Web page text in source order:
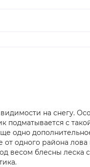
на снегу.
с
одно
от одного района
весом блесны леска